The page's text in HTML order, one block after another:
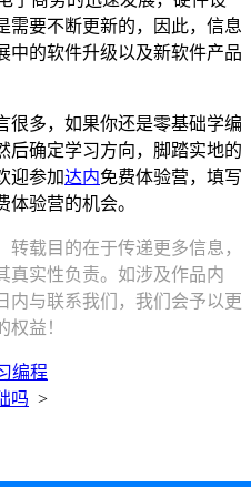
需要不断更新的，因此，信息
中的软件升级以及新软件产品
很多，如果你还是零基础学编
后确定学习方向，脚踏实地的
迎参加达内免费体验营，填写
验营的机会。
转载目的在于传递更多信息，
真实性负责。如涉及作品内
内与联系我们，我们会予以更
益！
编程
吗 >